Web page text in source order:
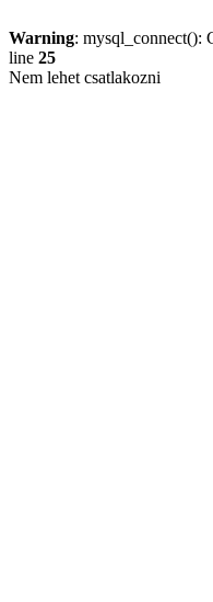
Warning: mysql_connect():
line 25
Nem lehet csatlakozni